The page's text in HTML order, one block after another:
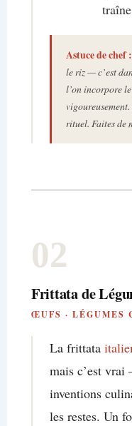
Astuce de chef :
le riz — c’est
l’on incorpore
rituel. Faites de
02
Frittata de
ŒUFS · LÉGUMES
La frittata
mais c’est vrai
inventions
les restes. Un